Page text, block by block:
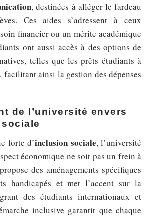
, destinées à alléger le fardeau
Ces aides s’adressent à ceux
financier ou un mérite académique
ont aussi accès à des options de
telles que les prêts étudiants à
facilitant ainsi la gestion des dépenses
de l’université envers
sociale
forte d’inclusion sociale, l’université
économique ne soit pas un frein à
des aménagements spécifiques
handicapés et met l’accent sur la
des étudiants internationaux et
inclusive garantit que chaque